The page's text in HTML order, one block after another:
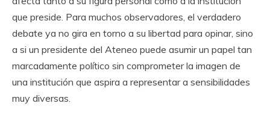
que preside. Para muchos observadores, el verdadero
debate ya no gira en torno a su libertad para opinar, sino
a si un presidente del Ateneo puede asumir un papel tan
marcadamente político sin comprometer la imagen de
una institución que aspira a representar a sensibilidades
muy diversas.